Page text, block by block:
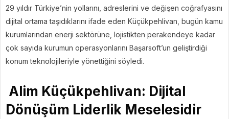
29 yıldır Türkiye’nin yollarını, adreslerini ve değişen coğrafyasını
dijital ortama taşıdıklarını ifade eden Küçükpehlivan, bugün kamu
kurumlarından enerji sektörüne, lojistikten perakendeye kadar
çok sayıda kurumun operasyonlarını Başarsoft’un geliştirdiği
konum teknolojileriyle yönettiğini söyledi.
Alim Küçükpehlivan: Dijital
Dönüşüm Liderlik Meselesidir